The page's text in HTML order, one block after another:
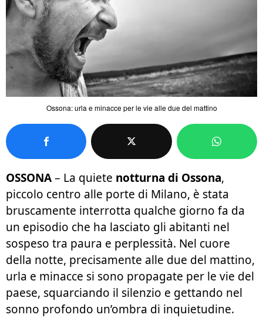
Ossona: urla e minacce per le vie alle due del mattino
OSSONA– La quiete notturna di Ossona,
piccolo centro alle porte di Milano, è stata
bruscamente interrotta qualche giorno fa da
un episodio che ha lasciato gli abitanti nel
sospeso tra paura e perplessità. Nel cuore
della notte, precisamente alle due del mattino,
urla e minacce si sono propagate per le vie del
paese, squarciando il silenzio e gettando nel
sonno profondo un’ombra di inquietudine.